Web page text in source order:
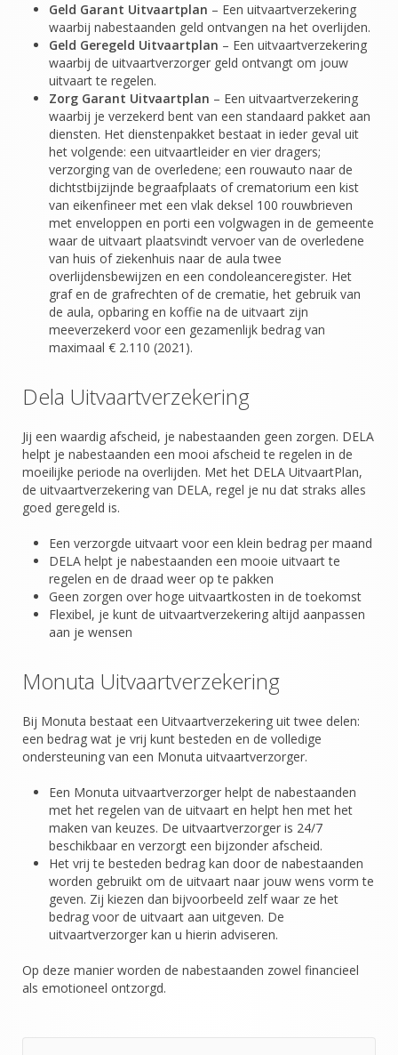
Geld Garant Uitvaartplan – Een uitvaartverzekering
waarbij nabestaanden geld ontvangen na het overlijden.
Geld Geregeld Uitvaartplan – Een uitvaartverzekering
waarbij de uitvaartverzorger geld ontvangt om jouw
uitvaart te regelen.
Zorg Garant Uitvaartplan – Een uitvaartverzekering
waarbij je verzekerd bent van een standaard pakket aan
diensten. Het dienstenpakket bestaat in ieder geval uit
het volgende: een uitvaartleider en vier dragers;
verzorging van de overledene; een rouwauto naar de
dichtstbijzijnde begraafplaats of crematorium een kist
van eikenfineer met een vlak deksel 100 rouwbrieven
met enveloppen en porti een volgwagen in de gemeente
waar de uitvaart plaatsvindt vervoer van de overledene
van huis of ziekenhuis naar de aula twee
overlijdensbewijzen en een condoleanceregister. Het
graf en de grafrechten of de crematie, het gebruik van
de aula, opbaring en koffie na de uitvaart zijn
meeverzekerd voor een gezamenlijk bedrag van
maximaal € 2.110 (2021).
Dela Uitvaartverzekering
Jij een waardig afscheid, je nabestaanden geen zorgen. DELA
helpt je nabestaanden een mooi afscheid te regelen in de
moeilijke periode na overlijden. Met het DELA UitvaartPlan,
de uitvaartverzekering van DELA, regel je nu dat straks alles
goed geregeld is.
Een verzorgde uitvaart voor een klein bedrag per maand
DELA helpt je nabestaanden een mooie uitvaart te
regelen en de draad weer op te pakken
Geen zorgen over hoge uitvaartkosten in de toekomst
Flexibel, je kunt de uitvaartverzekering altijd aanpassen
aan je wensen
Monuta Uitvaartverzekering
Bij Monuta bestaat een Uitvaartverzekering uit twee delen:
een bedrag wat je vrij kunt besteden en de volledige
ondersteuning van een Monuta uitvaartverzorger.
Een Monuta uitvaartverzorger helpt de nabestaanden
met het regelen van de uitvaart en helpt hen met het
maken van keuzes. De uitvaartverzorger is 24/7
beschikbaar en verzorgt een bijzonder afscheid.
Het vrij te besteden bedrag kan door de nabestaanden
worden gebruikt om de uitvaart naar jouw wens vorm te
geven. Zij kiezen dan bijvoorbeeld zelf waar ze het
bedrag voor de uitvaart aan uitgeven. De
uitvaartverzorger kan u hierin adviseren.
Op deze manier worden de nabestaanden zowel financieel
als emotioneel ontzorgd.